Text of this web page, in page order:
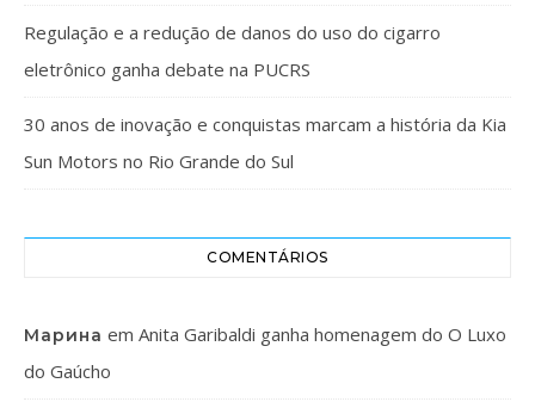
Regulação e a redução de danos do uso do cigarro
eletrônico ganha debate na PUCRS
30 anos de inovação e conquistas marcam a história da Kia
Sun Motors no Rio Grande do Sul
COMENTÁRIOS
Марина em Anita Garibaldi ganha homenagem do O Luxo
do Gaúcho